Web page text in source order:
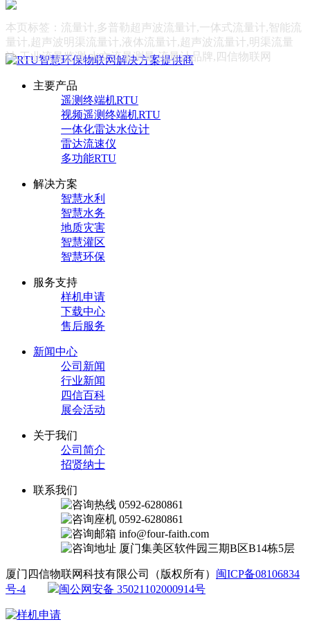
本页标签：流量计,多普勒超声波流量计,一体式流量计,智能流
量计,超声波明渠流量计,液体流量计,超声波流量计,明渠流量
计,工业流量监测,水文流量测量,流量计品牌,四信物联网
主要产品
遥测终端机RTU
视频遥测终端机RTU
一体化雷达水位计
雷达流速仪
多功能RTU
解决方案
智慧水利
智慧水务
地质灾害
智慧灌区
智慧环保
服务支持
样机申请
下载中心
售后服务
新闻中心
公司新闻
行业新闻
四信百科
展会活动
关于我们
公司简介
招贤纳士
联系我们
0592-6280861
0592-6280861
info@four-faith.com
厦门集美区软件园三期B区B14栋5层
厦门四信物联网科技有限公司（版权所有） 闽ICP备08106834
号-4
闽公网安备 35021102000914号